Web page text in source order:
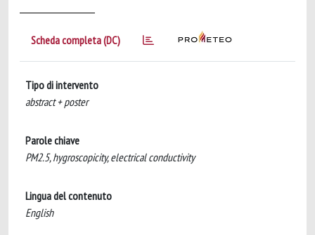
Scheda completa (DC)
Tipo di intervento
abstract + poster
Parole chiave
PM2.5, hygroscopicity, electrical conductivity
Lingua del contenuto
English